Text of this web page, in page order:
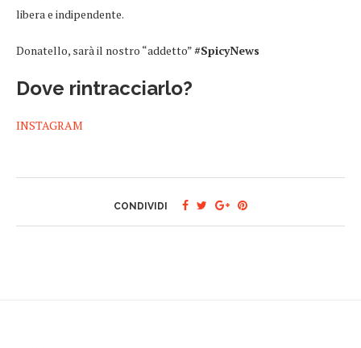
libera e indipendente.
Donatello, sarà il nostro “addetto”#SpicyNews
Dove rintracciarlo?
INSTAGRAM
CONDIVIDI